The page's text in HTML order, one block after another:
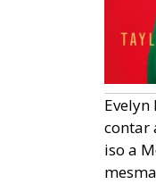
contar
iso a